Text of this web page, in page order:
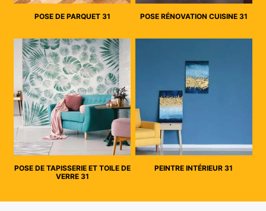
POSE DE PARQUET 31 POSE RÉNOVATION CUISINE 31
POSE DE TAPISSERIE ET TOILE DE
VERRE 31
PEINTRE INTÉRIEUR 31